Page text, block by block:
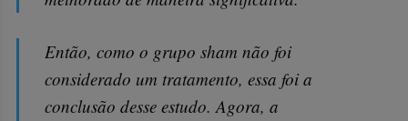
Então, como o grupo sham não foi
considerado um tratamento, essa foi a
conclusão desse estudo. Agora, a